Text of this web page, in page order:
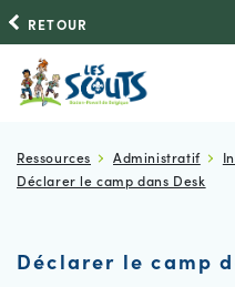
RETOUR
Ressources Administratif
Déclarer le camp dans Desk
Déclarer le camp